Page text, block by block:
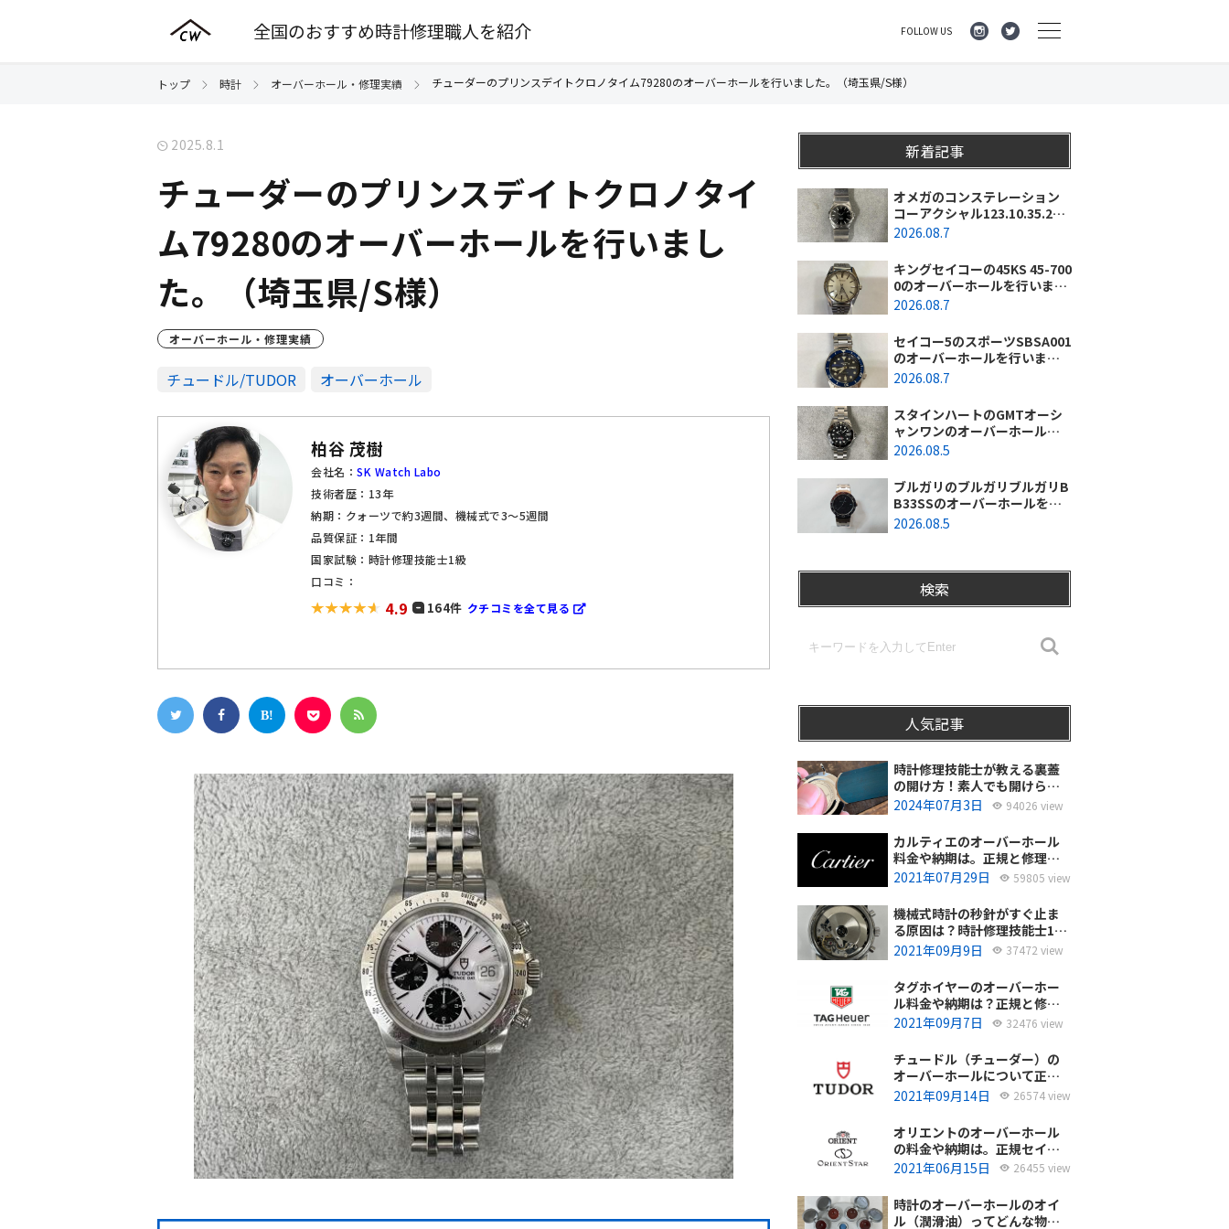
全国のおすすめ時計修理職人を紹介 FOLLOW US
トップ 時計 オーバーホール・修理実績 チューダーのプリンスデイトクロノタイム79280のオーバーホールを行いました。（埼玉県/S様）
2025.8.1
チューダーのプリンスデイトクロノタイ
ム79280のオーバーホールを行いまし
た。（埼玉県/S様）
オーバーホール・修理実績
チュードル/TUDOR オーバーホール
柏谷 茂樹
会社名： SK Watch Labo
技術者歴：13年
納期：クォーツで約3週間、機械式で3～5週間
品質保証：1年間
国家試験：時計修理技能士1級
口コミ：
4.9 164件 クチコミを全て見る
新着記事
オメガのコンステレーション
コーアクシャル123.10.35.20.0
1.001のオーバーホールを行い
様）
2026.08.7
キングセイコーの45KS 45-700
0のオーバーホールを行いまし
た。（埼玉県所沢市/I様）
2026.08.7
セイコー5のスポーツSBSA001
のオーバーホールを行いまし
た。（千葉県東金市/A様）
2026.08.7
スタインハートのGMTオーシ
ャンワンのオーバーホールを
行いました。（神奈川県平塚
2026.08.5
ブルガリのブルガリブルガリB
B33SSのオーバーホールを行
いました。（埼玉県所沢市/S
2026.08.5
検索
人気記事
時計修理技能士が教える裏蓋
の開け方！素人でも開けられ
る？
2024年07月3日 94026 view
カルティエのオーバーホール
料金や納期は。正規と修理専
門店の比較どちらがおすす
2021年07月29日 59805 view
機械式時計の秒針がすぐ止ま
る原因は？時計修理技能士1級
の技術者がお答えします。
2021年09月9日 37472 view
タグホイヤーのオーバーホー
ル料金や納期は？正規と修理
専門店の比較、どちらがおす
2021年09月7日 32476 view
チュードル（チューダー）の
オーバーホールについて正規
サービスと腕時計修理専門店
どっち？
2021年09月14日 26574 view
オリエントのオーバーホール
の料金や納期は。正規セイコ
ーエプソンと修理専門店の比
2021年06月15日 26455 view
時計のオーバーホールのオイ
ル（潤滑油）ってどんな物を